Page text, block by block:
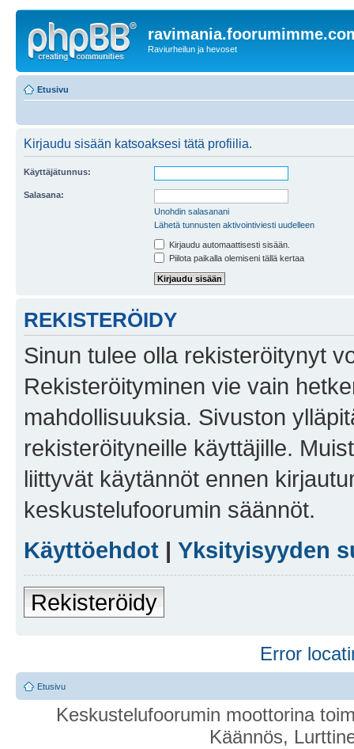
Raviurheilun ja hevoset
Etusivu
Kirjaudu sisään katsoaksesi tätä profiilia.
Käyttäjätunnus:
Salasana:
Unohdin salasanani
Lähetä tunnusten aktivointiviesti uudelleen
Kirjaudu automaattisesti sisään.
Piilota paikalla olemiseni tällä kertaa
REKISTERÖIDY
Sinun tulee olla rekisteröitynyt
Rekisteröityminen vie vain
mahdollisuuksia. Sivuston
rekisteröityneille käyttäjille.
liittyvät käytännöt ennen
keskustelufoorumin säännöt.
Käyttöehdot | Yksityisyyden
Rekisteröidy
Error
Etusivu
Keskustelufoorumin moottorina
Käännös,